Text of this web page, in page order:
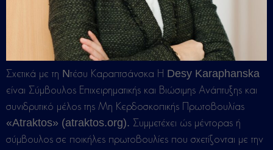
Σχετικά με τη Nτέσυ Καραπτσάνσκα Η Desy Karaphanska
είναι Σύμβουλος Επιχειρηματικής και Βιώσιμης Ανάπτυξης και
συνιδρυτικό μέλος της Μη Κερδοσκοπικής Πρωτοβουλίας
«Atraktos» (atraktos.org). Συμμετέχει ώς μέντορας ή
σύμβουλος σε ποικήλες πρωτοβουλίες που σχετίζονται με την